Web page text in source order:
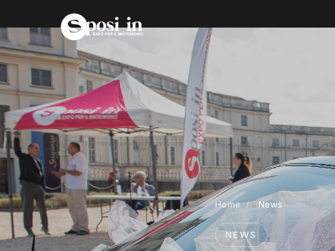
Home / News
NEWS